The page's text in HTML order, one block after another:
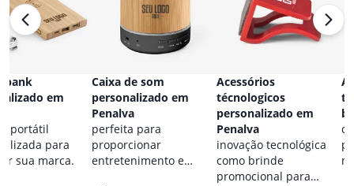
bank
em
portátil
para
sua marca.
Caixa de som
personalizado em
Penalva
perfeita para
proporcionar
entretenimento e
Acessórios
técnologicos
personalizado em
Penalva
inovação tecnológica
como brinde
promocional para